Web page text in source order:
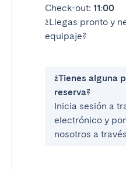
Check-out: 11:00
¿Llegas pronto y
equipaje?
¿Tienes alguna
reserva?
Inicia sesión a
electrónico y
nosotros a